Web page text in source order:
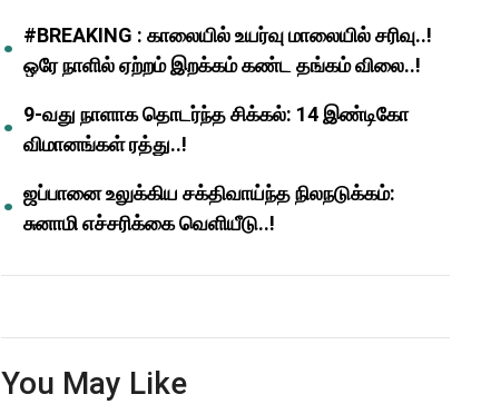
#BREAKING : காலையில் உயர்வு மாலையில் சரிவு..!
ஒரே நாளில் ஏற்றம் இறக்கம் கண்ட தங்கம் விலை..!
9-வது நாளாக தொடர்ந்த சிக்கல்: 14 இண்டிகோ
விமானங்கள் ரத்து..!
ஜப்பானை உலுக்கிய சக்திவாய்ந்த நிலநடுக்கம்:
சுனாமி எச்சரிக்கை வெளியீடு..!
You May Like